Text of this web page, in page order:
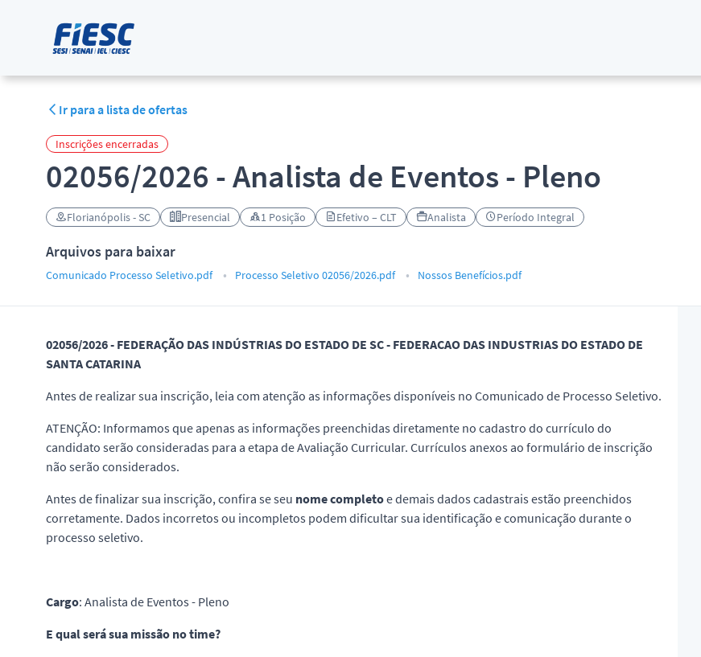
Ir para a lista de ofertas
Inscrições encerradas
02056/2026 - Analista de Eventos - Pleno
Florianópolis - SC Presencial 1 Posição Efetivo – CLT Analista Período Integral
Arquivos para baixar
Comunicado Processo Seletivo.pdf Processo Seletivo 02056/2026.pdf Nossos Benefícios.pdf
02056/2026 - FEDERAÇÃO DAS INDÚSTRIAS DO ESTADO DE SC - FEDERACAO DAS INDUSTRIAS DO ESTADO DE
SANTA CATARINA
Antes de realizar sua inscrição, leia com atenção as informações disponíveis no Comunicado de Processo Seletivo.
ATENÇÃO: Informamos que apenas as informações preenchidas diretamente no cadastro do currículo do
candidato serão consideradas para a etapa de Avaliação Curricular. Currículos anexos ao formulário de inscrição
não serão considerados.
Antes de finalizar sua inscrição, confira se seu nome completoe demais dados cadastrais estão preenchidos
corretamente. Dados incorretos ou incompletos podem dificultar sua identificação e comunicação durante o
processo seletivo.
Cargo: Analista de Eventos - Pleno
E qual será sua missão no time?